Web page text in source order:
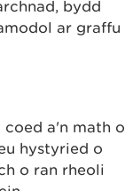
bydd
ar graffu
a'n math o
hystyried o
o ran rheoli